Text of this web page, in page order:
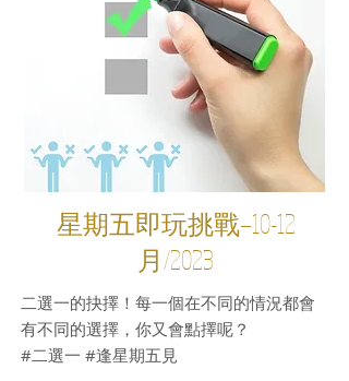
星期五即玩挑戰—10-12
月/2023
二選一的抉擇！每一個在不同的情況都會
有不同的選擇，你又會點擇呢？
#二選一 #逢星期五見